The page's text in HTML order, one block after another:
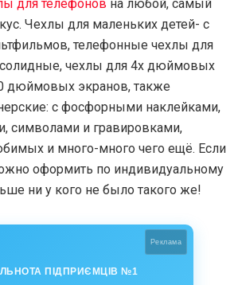
для телефонов на любой, самый
Чехлы для маленьких детей- с
телефонные чехлы для
чехлы для 4х дюймовых
дюймовых экранов, также
с фосфорными наклейками,
символами и гравировками,
и много-много чего ещё. Если
оформить по индивидуальному
ни у кого не было такого же!
Реклама
ПІДПРИЄМЦІВ №1